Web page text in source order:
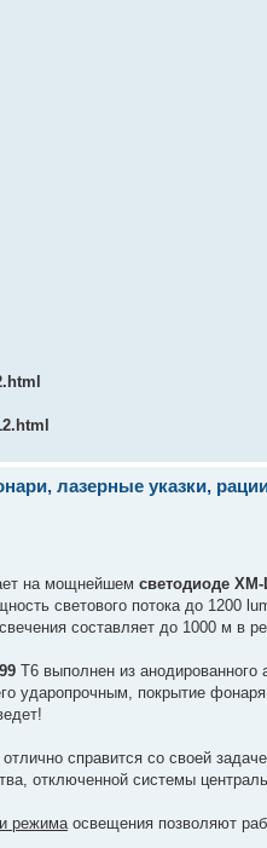
лазерные указки,
на мощнейшем светодиоде XM-
светового потока до
составляет до 1000 м в
T6 выполнен из
ударопрочным, покрытие
справится со своей
отключенной системы
режимаосвещения позволяют